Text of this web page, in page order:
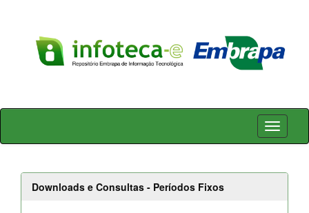
Skip
Downloads e Consultas - Períodos Fixos